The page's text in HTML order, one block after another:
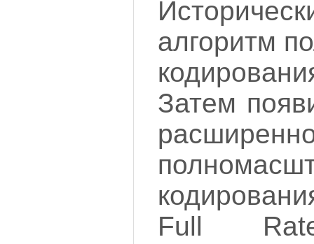
алгоритм
Затем
Full